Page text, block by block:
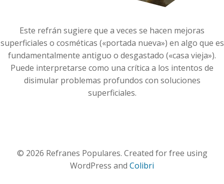
Este refrán sugiere que a veces se hacen mejoras
superficiales o cosméticas («portada nueva») en algo que es
fundamentalmente antiguo o desgastado («casa vieja»).
Puede interpretarse como una crítica a los intentos de
disimular problemas profundos con soluciones
superficiales.
© 2026 Refranes Populares. Created for free using
WordPress and Colibri